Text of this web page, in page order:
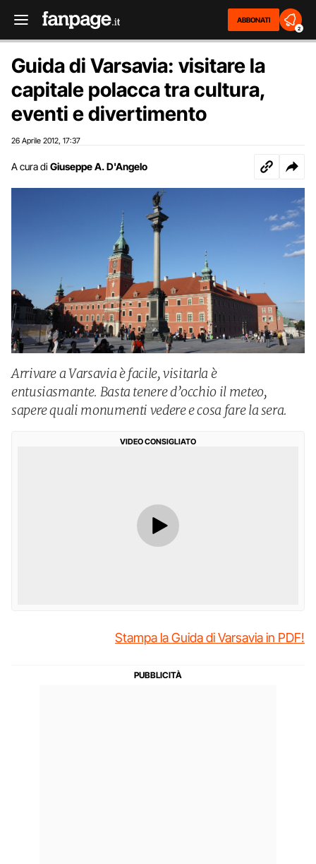
ABBONATI
2
Guida di Varsavia: visitare la
capitale polacca tra cultura,
eventi e divertimento
26 Aprile 2012 17:37
A cura di Giuseppe A. D'Angelo
Arrivare a Varsavia è facile, visitarla è
entusiasmante. Basta tenere d’occhio il meteo,
sapere quali monumenti vedere e cosa fare la sera.
VIDEO CONSIGLIATO
Stampa la Guida di Varsavia in PDF!